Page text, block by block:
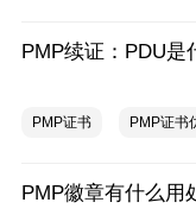
PMP续证：PDU是
PMP证书 PMP证书
PMP徽章有什么用